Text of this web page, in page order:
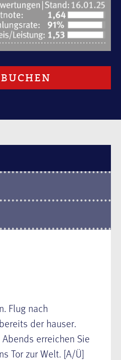
Flug nach
der hauser.
erreichen Sie
Tor zur Welt. [A/Ü]